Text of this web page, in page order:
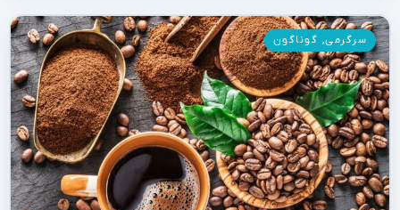
سرگرمی, گوناگون